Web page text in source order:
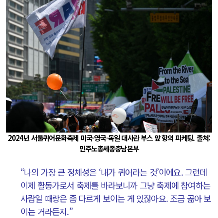
2024년 서울퀴어문화축제 미국-영국-독일 대사관 부스 앞 항의 피케팅. 출처:
민주노총세종충남본부
“나의 가장 큰 정체성은 ‘내가 퀴어라는 것’이에요. 그런데
이제 활동가로서 축제를 바라보니까 그냥 축제에 참여하는
사람일 때랑은 좀 다르게 보이는 게 있잖아요. 조금 곪아 보
이는 거라든지.”